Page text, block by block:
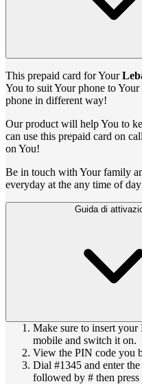
This prepaid card for Your
You to suit Your phone to Your
phone in different way!
Our product will help You to
can use this prepaid card on
on You!
Be in touch with Your family
everyday at the any time of
Guida di
Make sure to insert
mobile and switch it on.
View the PIN code you
Dial #1345 and enter
followed by # then press